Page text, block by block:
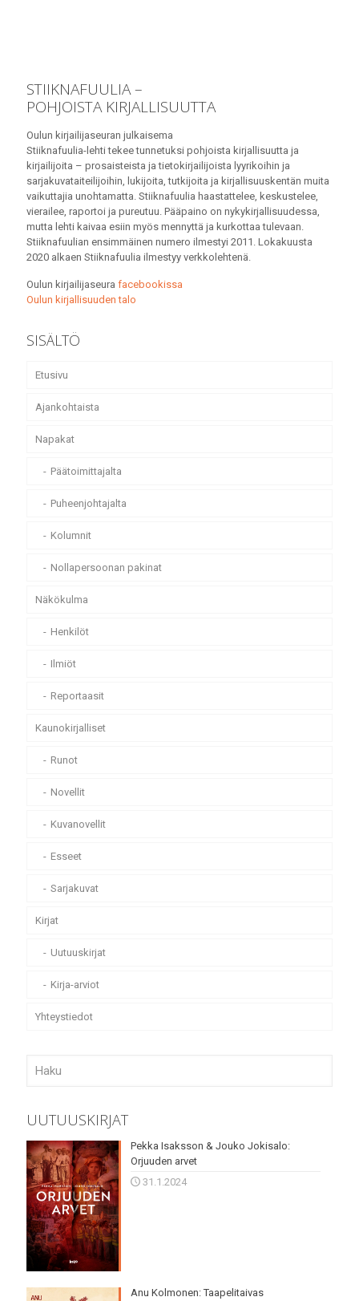
STIIKNAFUULIA –
POHJOISTA KIRJALLISUUTTA
Oulun kirjailijaseuran julkaisema
Stiiknafuulia-lehti tekee tunnetuksi pohjoista kirjallisuutta ja
kirjailijoita – prosaisteista ja tietokirjailijoista lyyrikoihin ja
sarjakuvataiteilijoihin, lukijoita, tutkijoita ja kirjallisuuskentän muita
vaikuttajia unohtamatta. Stiiknafuulia haastattelee, keskustelee,
vierailee, raportoi ja pureutuu. Pääpaino on nykykirjallisuudessa,
mutta lehti kaivaa esiin myös mennyttä ja kurkottaa tulevaan.
Stiiknafuulian ensimmäinen numero ilmestyi 2011. Lokakuusta
2020 alkaen Stiiknafuulia ilmestyy verkkolehtenä.
Oulun kirjailijaseura facebookissa
Oulun kirjallisuuden talo
SISÄLTÖ
Etusivu
Ajankohtaista
Napakat
Päätoimittajalta
Puheenjohtajalta
Kolumnit
Nollapersoonan pakinat
Näkökulma
Henkilöt
Ilmiöt
Reportaasit
Kaunokirjalliset
Runot
Novellit
Kuvanovellit
Esseet
Sarjakuvat
Kirjat
Uutuuskirjat
Kirja-arviot
Yhteystiedot
UUTUUSKIRJAT
Pekka Isaksson & Jouko Jokisalo:
Orjuuden arvet
31.1.2024
Anu Kolmonen: Taapelitaivas